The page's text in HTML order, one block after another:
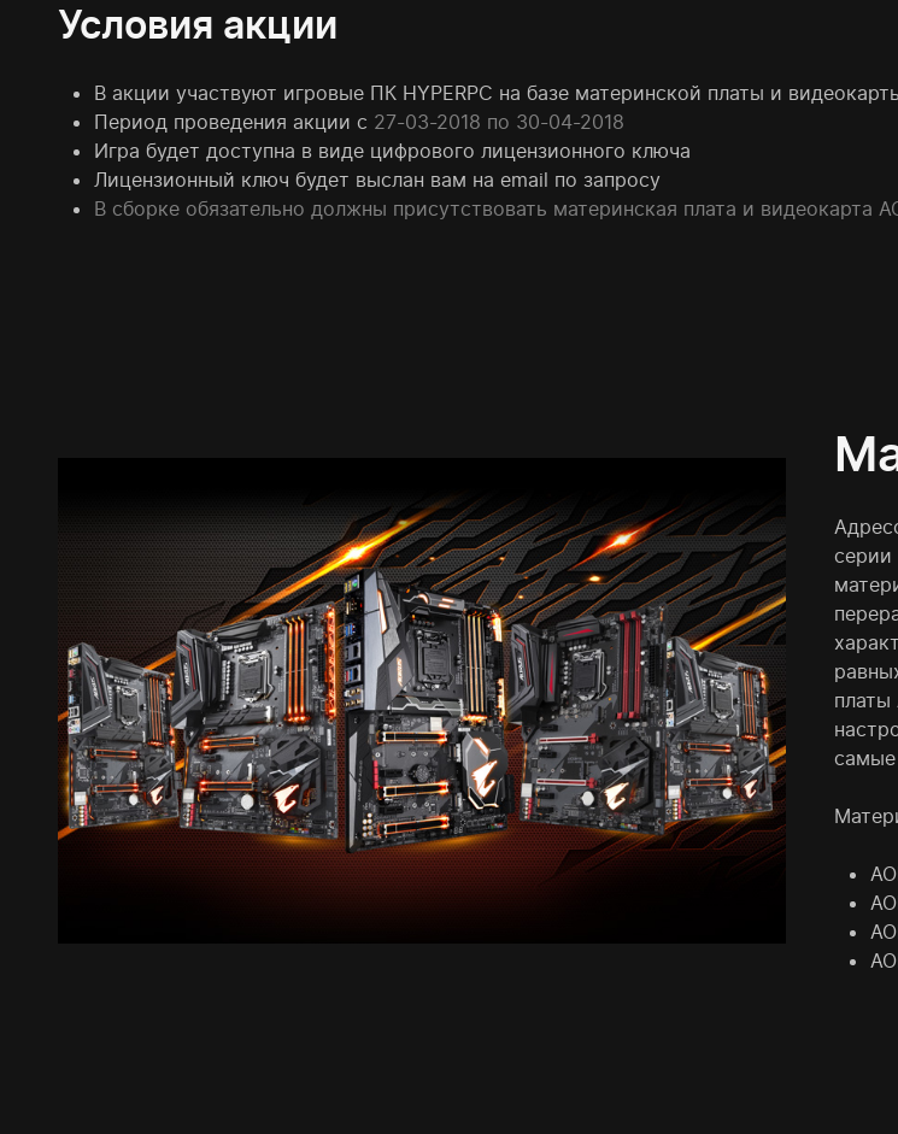
Условия акции
В акции участвуют игровые ПК HYPERPC на базе материнской платы и
Период проведения акции с 27-03-2018 по 30-04-2018
Игра будет доступна в виде цифрового лицензионного ключа
Лицензионный ключ будет выслан вам на email по запросу
В сборке обязательно должны присутствовать материнская плата и видеокарта
серии
платы